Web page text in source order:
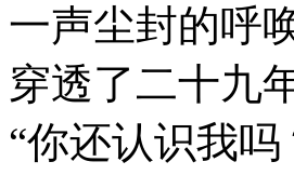
一声尘封的呼
穿透了二十九
“你还认识我吗